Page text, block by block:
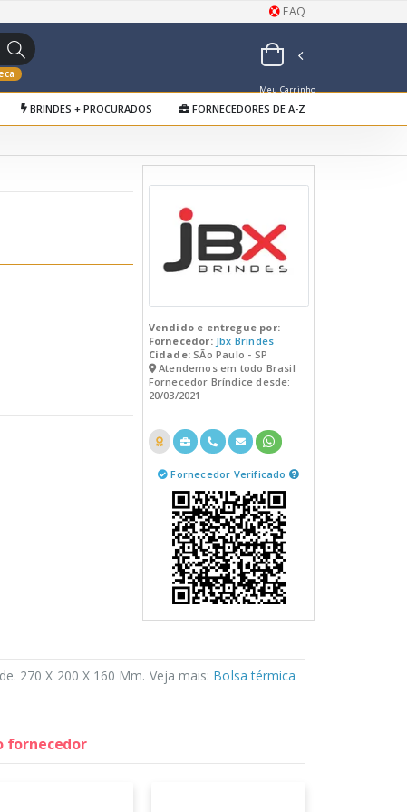
FAQ
Meu Carrinho
de Orçamentos
BRINDES + PROCURADOS FORNECEDORES DE A-Z
Vendido e entregue por:
Fornecedor: Jbx Brindes
Cidade:SÃo Paulo - SP
Atendemos em todo Brasil
Fornecedor Bríndice desde:
20/03/2021
Fornecedor Verificado
270 X 200 X 160 Mm. Veja mais: Bolsa térmica
fornecedor